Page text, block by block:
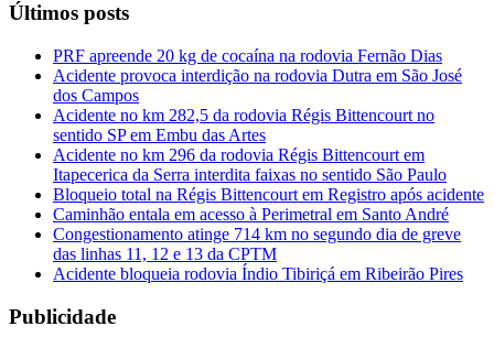
Últimos posts
PRF apreende 20 kg de cocaína na rodovia Fernão Dias
Acidente provoca interdição na rodovia Dutra em São José
dos Campos
Acidente no km 282,5 da rodovia Régis Bittencourt no
sentido SP em Embu das Artes
Acidente no km 296 da rodovia Régis Bittencourt em
Itapecerica da Serra interdita faixas no sentido São Paulo
Bloqueio total na Régis Bittencourt em Registro após acidente
Caminhão entala em acesso à Perimetral em Santo André
Congestionamento atinge 714 km no segundo dia de greve
das linhas 11, 12 e 13 da CPTM
Acidente bloqueia rodovia Índio Tibiriçá em Ribeirão Pires
Publicidade